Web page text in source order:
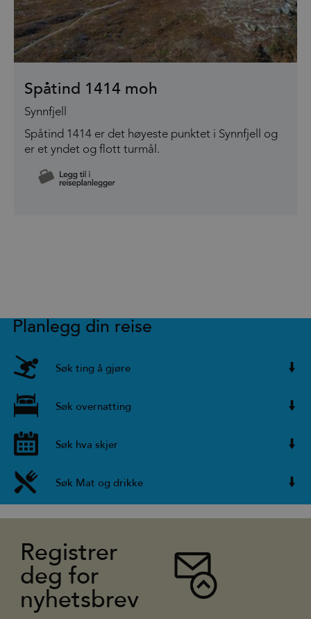
Spåtind 1414 moh
Synnfjell
Spåtind 1414 er det høyeste punktet i Synnfjell og
er et yndet og flott turmål.
Planlegg din reise
Søk ting å gjøre
Søk overnatting
Søk hva skjer
Søk Mat og drikke
Registrer
deg for
nyhetsbrev